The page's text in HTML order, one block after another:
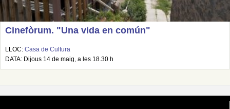
Cinefòrum. "Una vida en común"
LLOC: Casa de Cultura
DATA: Dijous 14 de maig, a les 18.30 h